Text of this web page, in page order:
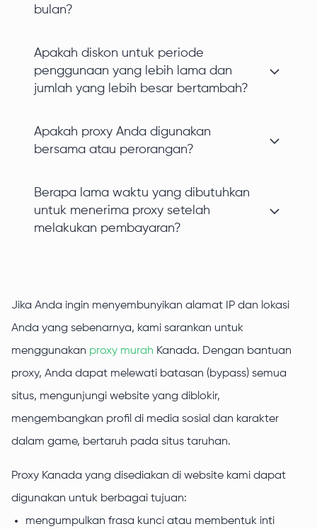
bulan?
Apakah diskon untuk periode
penggunaan yang lebih lama dan
jumlah yang lebih besar bertambah?
Apakah proxy Anda digunakan
bersama atau perorangan?
Berapa lama waktu yang dibutuhkan
untuk menerima proxy setelah
melakukan pembayaran?
Jika Anda ingin menyembunyikan alamat IP dan lokasi
Anda yang sebenarnya, kami sarankan untuk
menggunakan proxy murah Kanada. Dengan bantuan
proxy, Anda dapat melewati batasan (bypass) semua
situs, mengunjungi website yang diblokir,
mengembangkan profil di media sosial dan karakter
dalam game, bertaruh pada situs taruhan.
Proxy Kanada yang disediakan di website kami dapat
digunakan untuk berbagai tujuan:
mengumpulkan frasa kunci atau membentuk inti